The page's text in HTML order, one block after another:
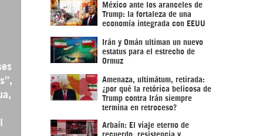
México ante los aranceles de
Trump: la fortaleza de una
economía integrada con EEUU
Irán y Omán ultiman un nuevo
estatus para el estrecho de
Ormuz
Amenaza, ultimátum, retirada:
¿por qué la retórica belicosa de
Trump contra Irán siempre
termina en retroceso?
Arbaín: El viaje eterno de
recuerdo, resistencia y